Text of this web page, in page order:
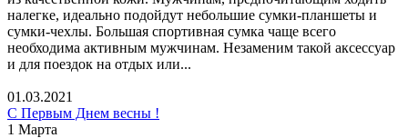
налегке, идеально подойдут небольшие сумки-планшеты и
сумки-чехлы. Большая спортивная сумка чаще всего
необходима активным мужчинам. Незаменим такой аксессуар
и для поездок на отдых или...
01.03.2021
С Первым Днем весны !
1 Марта